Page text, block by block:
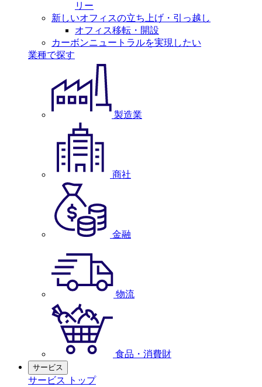
リー
新しいオフィスの立ち上げ・引っ越し
オフィス移転・開設
カーボンニュートラルを実現したい
業種で探す
製造業
商社
金融
物流
食品・消費財
サービス
サービス トップ